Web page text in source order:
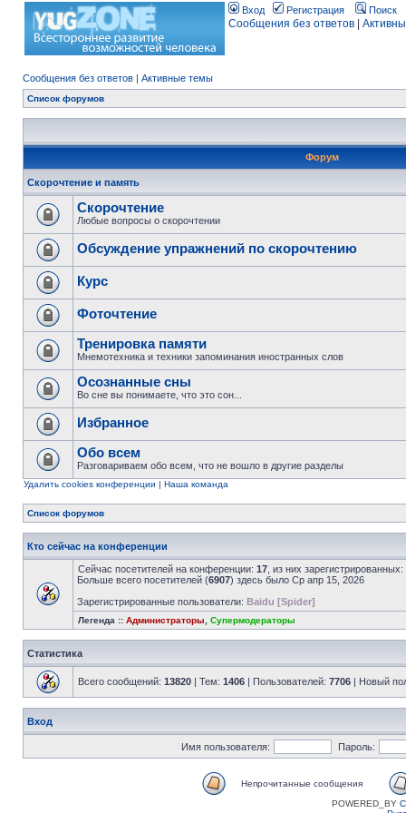
Вход Регистрация Поиск
Сообщения без ответов
Сообщения без ответов | Активные темы
Список форумов
Форум
Скорочтение и память
Скорочтение
Любые вопросы о скорочтении
Обсуждение упражнений по скорочтению
Курс
Фоточтение
Тренировка памяти
Мнемотехника и техники запоминания иностранных слов
Осознанные сны
Во сне вы понимаете, что это сон...
Избранное
Обо всем
Разговариваем обо всем, что не вошло в другие разделы
Удалить cookies конференции | Наша команда
Список форумов
Кто сейчас на конференции
Сейчас посетителей на конференции: 17 , из них
Больше всего посетителей (6907) здесь было Ср апр 15, 2026
Зарегистрированные пользователи: Baidu [Spider]
Легенда :: Администраторы Супермодераторы
Статистика
Всего сообщений: 13820 | Тем: 1406 | Пользователей: 7706 | Новый
Вход
Имя пользователя: Пароль:
Непрочитанные сообщения
POWERED_BY